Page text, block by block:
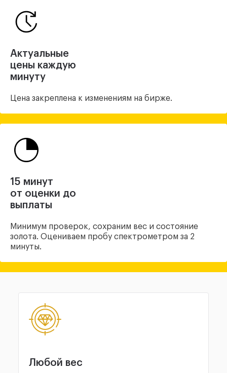
Актуальные
цены каждую
минуту
Цена закреплена к изменениям на бирже.
15 минут
от оценки до
выплаты
Минимум проверок, сохраним вес и состояние
золота. Оцениваем пробу спектрометром за 2
минуты.
Любой вес